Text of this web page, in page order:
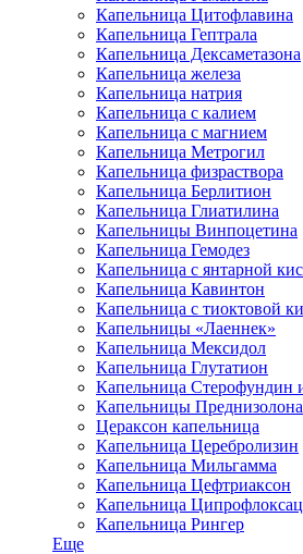
Капельница Цитофлавина
Капельница Гептрала
Капельница Дексаметазона
Капельница железа
Капельница натрия
Капельница с калием
Капельница с магнием
Капельница Метрогил
Капельница физраствора
Капельница Берлитион
Капельница Глиатилина
Капельницы Винпоцетина
Капельница Гемодез
Капельница с янтарной
Капельница Кавинтон
Капельница с тиоктовой
Капельницы «Лаеннек»
Капельница Мексидол
Капельница Глутатион
Капельница Стерофундин
Капельницы Преднизолона
Цераксон капельница
Капельница Церебролизин
Капельница Мильгамма
Капельница Цефтриаксон
Капельница
Капельница Рингер
Еще